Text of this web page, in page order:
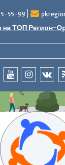
55-99
на ТОП Регион-